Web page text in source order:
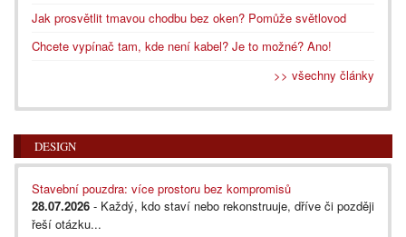
Jak prosvětlit tmavou chodbu bez oken? Pomůže světlovod
Chcete vypínač tam, kde není kabel? Je to možné? Ano!
>> všechny články
DESIGN
Stavební pouzdra: více prostoru bez kompromisů
28.07.2026 - Každý, kdo staví nebo rekonstruuje, dříve či později
řeší otázku...